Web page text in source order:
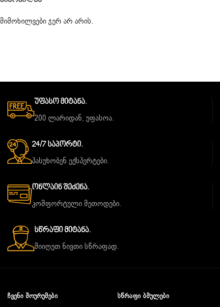
მიმოხილვები ჯერ არ არის.
Უფასო Მიტანა.
200 ლარიდან, უფასოა.
24/7 Საპორტი.
პასუხობენ ექსპერტები.
Ონლაინ Შეძენა.
კომფორტული მეთოდები.
Სწრაფი Მიტანა.
მიიღეთ ნივთი სწრაფად.
ᲩᲕᲔᲜᲘ ᲨᲝᲣᲠᲣᲛᲔᲑᲘ
ᲡᲬᲠᲐᲤᲘ ᲑᲛᲣᲚᲔᲑᲘ